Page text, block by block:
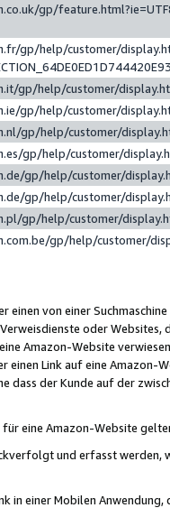
gp/
gp/help/customer/
gp/help/customer/
gp/help/customer/
gp/help/customer/
gp/help/customer/
gp/help/customer/
gp/help/customer/
gp/help/customer/
gp/help/customer/
einen von einer
oder Websites,
Amazon-Website
einen Link auf eine
dass der Kunde auf der
eine Amazon-Website
und erfasst werden,
in einer Mobilen